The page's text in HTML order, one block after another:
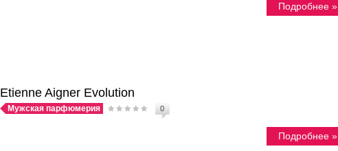
Подробнее »
Etienne Aigner Evolution
Мужская парфюмерия 0
Подробнее »